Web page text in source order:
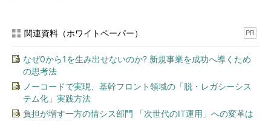
関連資料（ホワイトペーパー） PR
なぜ0から1を生み出せないのか? 新規事業を成功へ導くため
の思考法
ノーコードで実現、基幹フロント領域の「脱・レガシーシス
テム化」実践方法
負担が増す一方の情シス部門 「次世代のIT運用」への変革は